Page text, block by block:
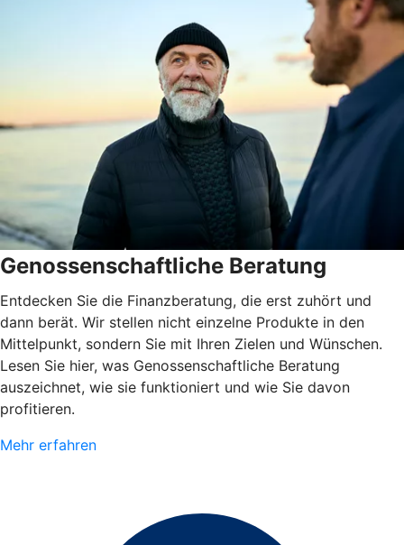
Genossenschaftliche Beratung
Entdecken Sie die Finanzberatung, die erst zuhört und
dann berät. Wir stellen nicht einzelne Produkte in den
Mittelpunkt, sondern Sie mit Ihren Zielen und Wünschen.
Lesen Sie hier, was Genossenschaftliche Beratung
auszeichnet, wie sie funktioniert und wie Sie davon
profitieren.
Mehr erfahren